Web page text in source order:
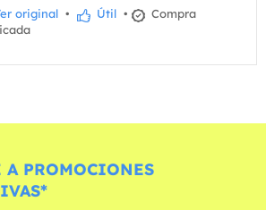
original • Útil •
Compra
A PROMOCIONES